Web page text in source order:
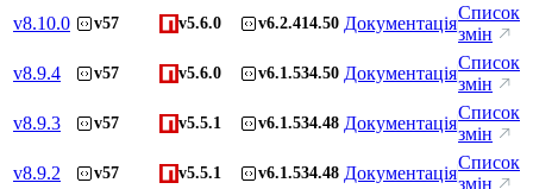
v8.10.0 v57 v5.6.0 v6.2.414.50 Документація
Список
змін
v8.9.4 v57 v5.6.0 v6.1.534.50 Документація
Список
змін
v8.9.3 v57 v5.5.1 v6.1.534.48 Документація
Список
змін
v8.9.2 v57 v5.5.1 v6.1.534.48 Документація
Список
змін